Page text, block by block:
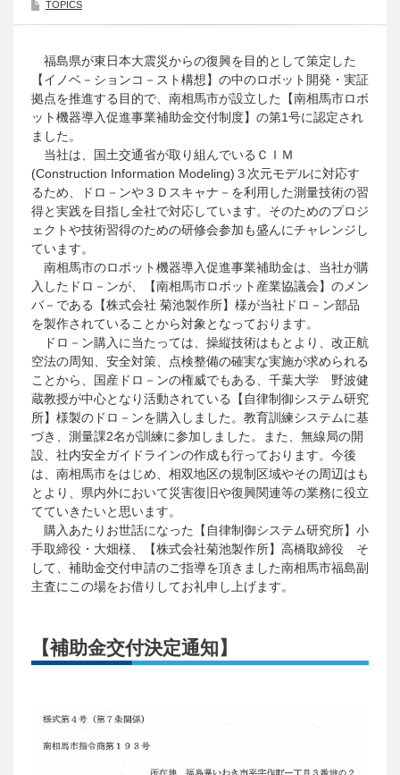
TOPICS
福島県が東日本大震災からの復興を目的として策定した
【イノベ－ションコ－スト構想】の中のロボット開発・実証
拠点を推進する目的で、南相馬市が設立した【南相馬市ロボ
ット機器導入促進事業補助金交付制度】の第1号に認定され
ました。
当社は、国土交通省が取り組んでいるＣＩＭ
(Construction Information Modeling)３次元モデルに対応す
るため、ドロ－ンや３Ｄスキャナ－を利用した測量技術の習
得と実践を目指し全社で対応しています。そのためのプロジ
ェクトや技術習得のための研修会参加も盛んにチャレンジし
ています。
南相馬市のロボット機器導入促進事業補助金は、当社が購
入したドロ－ンが、【南相馬市ロボット産業協議会】のメン
バ－である【株式会社 菊池製作所】様が当社ドロ－ン部品
を製作されていることから対象となっております。
ドロ－ン購入に当たっては、操縦技術はもとより、改正航
空法の周知、安全対策、点検整備の確実な実施が求められる
ことから、国産ドロ－ンの権威でもある、千葉大学 野波健
蔵教授が中心となり活動されている【自律制御システム研究
所】様製のドロ－ンを購入しました。教育訓練システムに基
づき、測量課2名が訓練に参加しました。また、無線局の開
設、社内安全ガイドラインの作成も行っております。今後
は、南相馬市をはじめ、相双地区の規制区域やその周辺はも
とより、県内外において災害復旧や復興関連等の業務に役立
てていきたいと思います。
購入あたりお世話になった【自律制御システム研究所】小
手取締役・大畑様、【株式会社菊池製作所】高橋取締役 そ
して、補助金交付申請のご指導を頂きました南相馬市福島副
主査にこの場をお借りしてお礼申し上げます。
【補助金交付決定通知】